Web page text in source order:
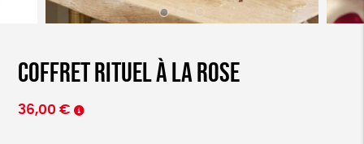
Coffret rituel à la rose
36,00 €